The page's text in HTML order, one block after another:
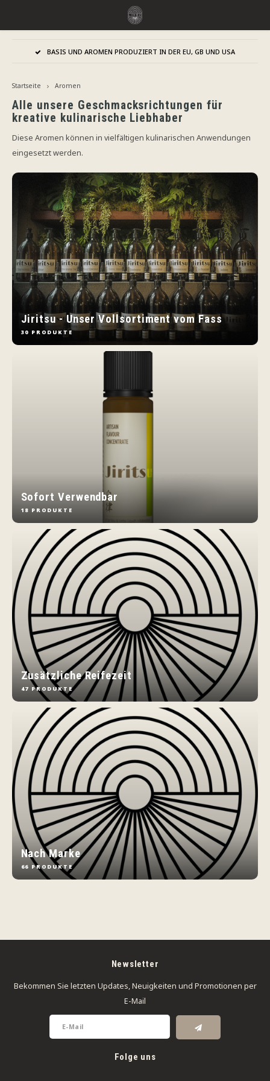
Hoofdmenu / aromen
Jiritsu - Unser Vollsortiment vom Fass
Zusätzliche Reifezeit
Hoofdmenu
Nederlands
Deutsch
English
LEBENSMITTELQUALIFIZIERUNG
Startseite Aromen
Alle unsere Geschmacksrichtungen für
kreative kulinarische Liebhaber
Diese Aromen können in vielfältigen kulinarischen Anwendungen
eingesetzt werden.
Jiritsu - Unser Vollsortiment vom Fass
30 PRODUKTE
Sofort Verwendbar
18 PRODUKTE
Zusätzliche Reifezeit
47 PRODUKTE
Nach Marke
66 PRODUKTE
Newsletter
Bekommen Sie letzten Updates, Neuigkeiten und Promotionen per
E-Mail
Folge uns